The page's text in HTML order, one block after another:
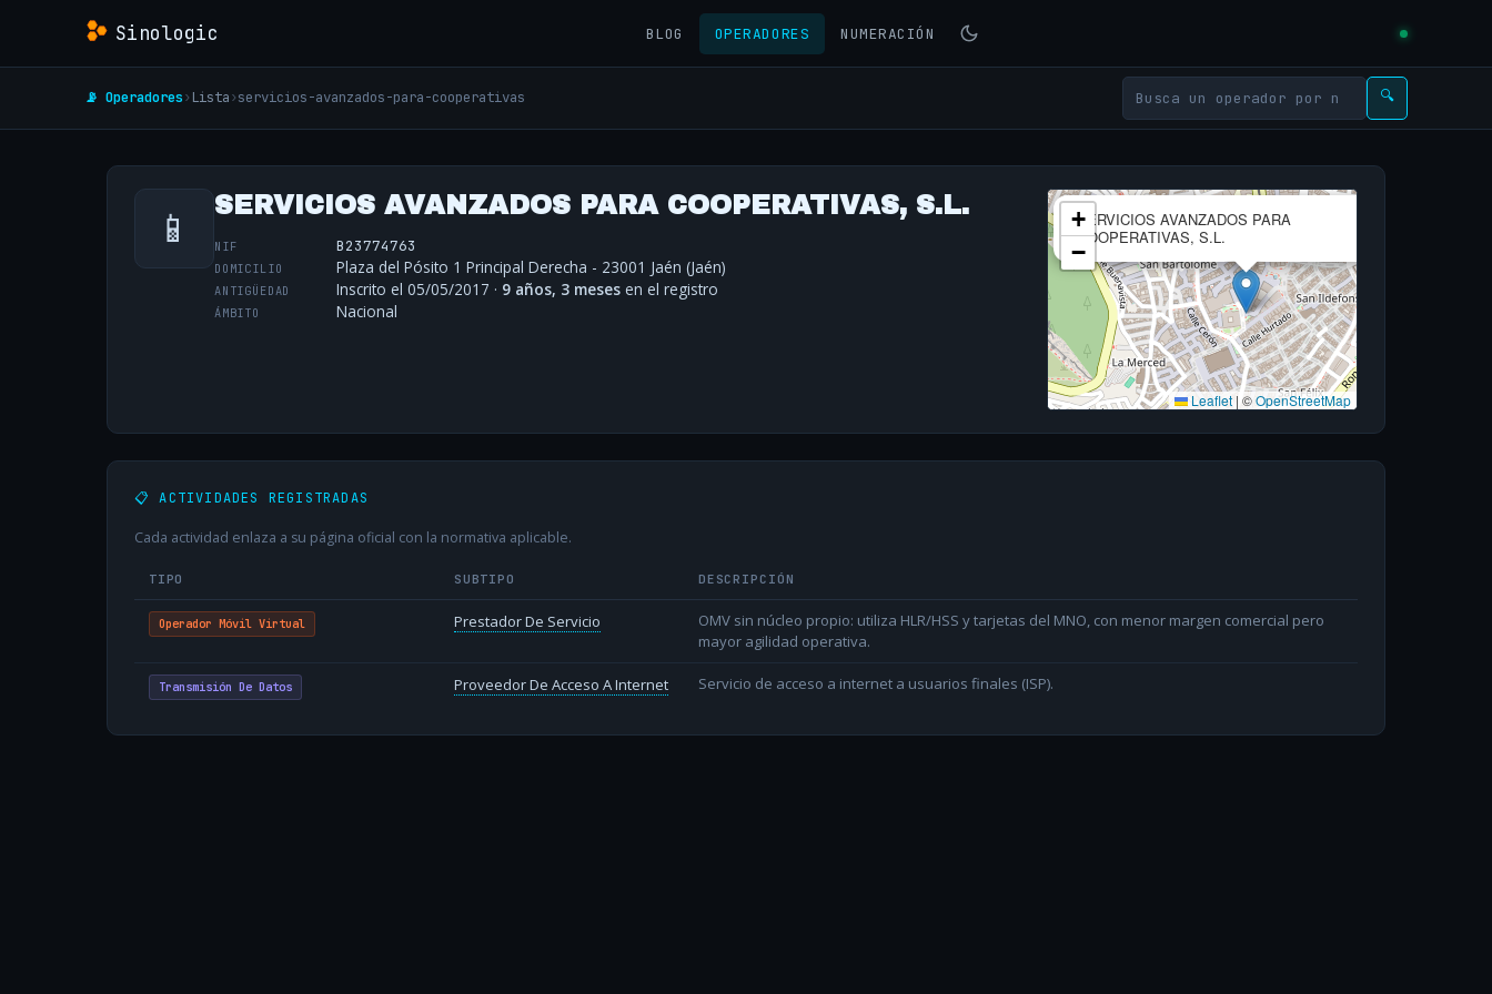
Sinologic BLOG OPERADORES NUMERACIÓN
📡 Operadores› Lista›servicios-avanzados-para-cooperativas 🔍
📱 SERVICIOS AVANZADOS PARA COOPERATIVAS, S.L.
NIF B23774763
DOMICILIO Plaza del Pósito 1 Principal Derecha - 23001 Jaén (Jaén)
ANTIGÜEDAD Inscrito el 05/05/2017 · 9 años, 3 meses en el registro
ÁMBITO Nacional
SERVICIOS AVANZADOS PARA
COOPERATIVAS, S.L.
+
−
Leaflet | ©OpenStreetMap
📋 ACTIVIDADES REGISTRADAS
Cada actividad enlaza a su página oficial con la normativa aplicable.
TIPO SUBTIPO DESCRIPCIÓN
Operador Móvil Virtual Prestador De Servicio
OMV sin núcleo propio: utiliza HLR/HSS y tarjetas del MNO, con menor margen comercial pero
mayor agilidad operativa.
Transmisión De Datos Proveedor De Acceso A Internet Servicio de acceso a internet a usuarios finales (ISP).